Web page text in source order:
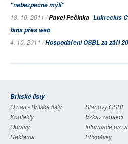
"nebezpečně mýlí"
13. 10. 2011 /Pavel Pečínka Lukrecius
fans přes web
4. 10. 2011 /Hospodaření OSBL za září
Britské listy
O nás - Britské listy
Stanovy OSBL
Kontakty
Vzkaz redakci
Opravy
Informace pro
Reklama
Příspěvky